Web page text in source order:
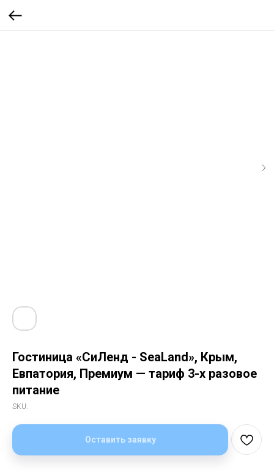
Гостиница «СиЛенд - SeaLand», Крым,
Евпатория, Премиум — тариф 3-х разовое
питание
SKU:
Оставить заявку